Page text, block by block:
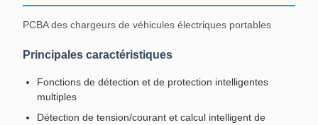
PCBA des chargeurs de véhicules électriques portables
Principales caractéristiques
Fonctions de détection et de protection intelligentes
multiples
Détection de tension/courant et calcul intelligent de